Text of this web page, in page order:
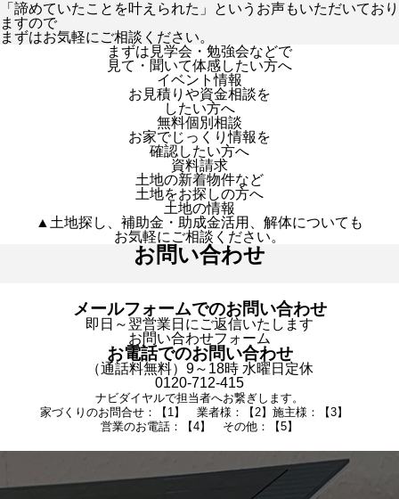
「諦めていたことを叶えられた」というお声もいただいており
ますので
まずはお気軽にご相談ください。
まずは見学会・勉強会などで
見て・聞いて体感したい方へ
イベント情報
お見積りや資金相談を
したい方へ
無料個別相談
お家でじっくり情報を
確認したい方へ
資料請求
土地の新着物件など
土地をお探しの方へ
土地の情報
▲土地探し、補助金・助成金活用、解体についても
お気軽にご相談ください。
お問い合わせ
メールフォームでのお問い合わせ
即日～翌営業日にご返信いたします
お問い合わせフォーム
お電話でのお問い合わせ
（通話料無料）9～18時 水曜日定休
0120-712-415
ナビダイヤルで担当者へお繋ぎします。
家づくりのお問合せ：【1】 業者様：【2】施主様：【3】
営業のお電話：【4】 その他：【5】